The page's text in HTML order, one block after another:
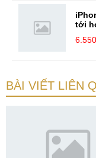
tới
BÀI VIẾT LIÊN